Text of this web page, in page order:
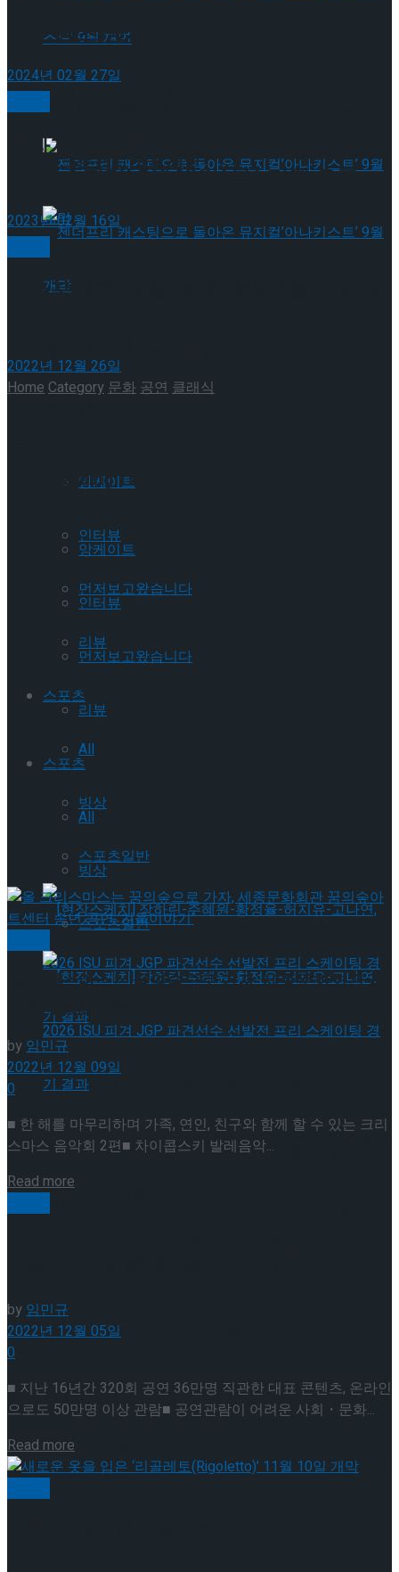
‘로미오와 줄리엣’의 발칙한 평행세계,연극 ‘스
타크로스드’ 9월 재연
젠더프리 캐스팅으로 돌아온 뮤지컬’아나키스
앙케이트
인터뷰
먼저보고왔습니다
리뷰
스포츠
All
빙상
스포츠일반
[현장스케치] 장하린-주혜원-황정율-허지유-
고나연, 2026 ISU 피겨 JGP 파견선수 선발전
프리 스케이팅 경기 결과
[현장스케치] 이규리-전효은-김지유-박하영,
2026 ISU 피겨 JGP 파견선수 선발전 프리 스케
이팅 경기 결과
‘로미오와 줄리엣’의 발칙한 평행세계,연극 ‘스
타크로스드’ 9월 재연
젠더프리 캐스팅으로 돌아온 뮤지컬’아나키스
Trending Tags
앙케이트
인터뷰
먼저보고왔습니다
리뷰
스포츠
All
빙상
스포츠일반
[현장스케치] 장하린-주혜원-황정율-허지유-
고나연, 2026 ISU 피겨 JGP 파견선수 선발전
[현장스케치] 이규리-전효은-김지유-박하영,
2026 ISU 피겨 JGP 파견선수 선발전 프리 스케
규 콘텐츠 공개
2024년 02월 27일
판타지 영화 같은 환상적인 무대, 모차르
트 ‘마술피리’ 2월 16일(목) 티켓 오픈
2023년 02월 16일
세종꿈나무오케스트라, 우알롱으로부터
2022년 12월 26일
HomeCategory문화공연클래식
올 크리스마스는 꿈의숲으로 가자, 세종문화회관 꿈
의숲아트센터 송년 공연 ‘겨울이야기’
by임민규
2022년 12월 09일
0
■ 한 해를 마무리하며 가족, 연인, 친구와 함께 할 수 있는 크리
스마스 음악회 2편■ 차이콥스키 발레음악...
Read more
by임민규
2022년 12월 05일
0
■ 지난 16년간 320회 공연 36만명 직관한 대표 콘텐츠, 온라인
으로도 50만명 이상 관람■ 공연관람이 어려운 사회・문화...
Read more